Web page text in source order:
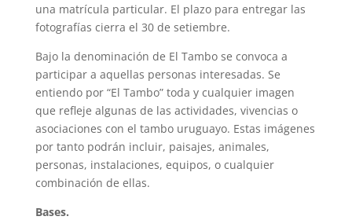
una matrícula particular. El plazo para entregar las
fotografías cierra el 30 de setiembre.
Bajo la denominación de El Tambo se convoca a
participar a aquellas personas interesadas. Se
entiendo por “El Tambo” toda y cualquier imagen
que refleje algunas de las actividades, vivencias o
asociaciones con el tambo uruguayo. Estas imágenes
por tanto podrán incluir, paisajes, animales,
personas, instalaciones, equipos, o cualquier
combinación de ellas.
Bases.